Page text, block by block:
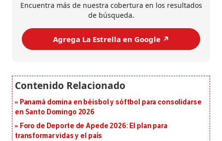
Encuentra más de nuestra cobertura en los resultados
de búsqueda.
Agrega La Estrella en Google ↗️
Panamá domina en béisbol y sóftbol para consolidarse
en Santo Domingo 2026
Foro de Deporte de Apede 2026: El plan para
transformar vidas y el país